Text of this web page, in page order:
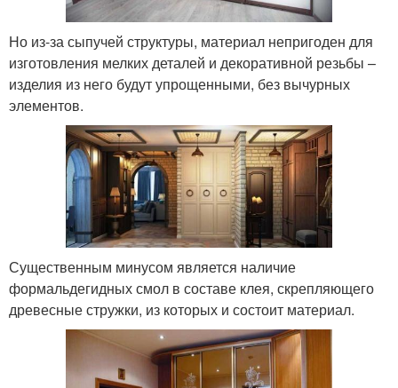
Но из-за сыпучей структуры, материал непригоден для
изготовления мелких деталей и декоративной резьбы –
изделия из него будут упрощенными, без вычурных
элементов.
Существенным минусом является наличие
формальдегидных смол в составе клея, скрепляющего
древесные стружки, из которых и состоит материал.